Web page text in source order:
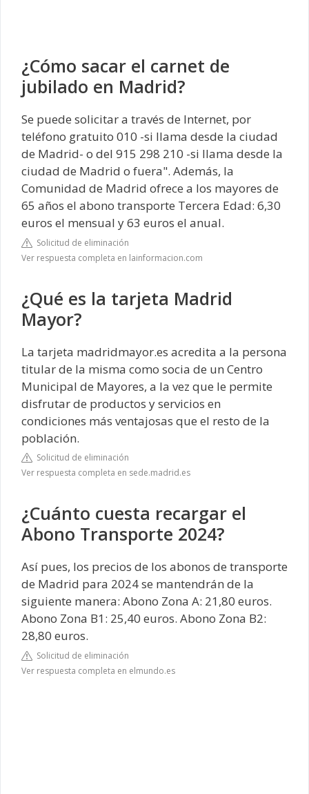
¿Cómo sacar el carnet de
jubilado en Madrid?
Se puede solicitar a través de Internet, por
teléfono gratuito 010 -si llama desde la ciudad
de Madrid- o del 915 298 210 -si llama desde la
ciudad de Madrid o fuera". Además, la
Comunidad de Madrid ofrece a los mayores de
65 años el abono transporte Tercera Edad: 6,30
euros el mensual y 63 euros el anual.
Solicitud de eliminación
Ver respuesta completa en lainformacion.com
¿Qué es la tarjeta Madrid
Mayor?
La tarjeta madridmayor.es acredita a la persona
titular de la misma como socia de un Centro
Municipal de Mayores, a la vez que le permite
disfrutar de productos y servicios en
condiciones más ventajosas que el resto de la
población.
Solicitud de eliminación
Ver respuesta completa en sede.madrid.es
¿Cuánto cuesta recargar el
Abono Transporte 2024?
Así pues, los precios de los abonos de transporte
de Madrid para 2024 se mantendrán de la
siguiente manera: Abono Zona A: 21,80 euros.
Abono Zona B1: 25,40 euros. Abono Zona B2:
28,80 euros.
Solicitud de eliminación
Ver respuesta completa en elmundo.es